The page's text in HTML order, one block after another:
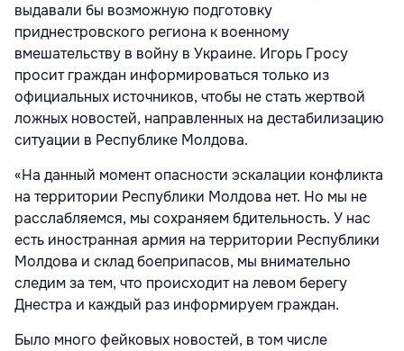
выдавали бы возможную подготовку
приднестровского региона к военному
вмешательству в войну в Украине. Игорь Гросу
просит граждан информироваться только из
официальных источников, чтобы не стать жертвой
ложных новостей, направленных на дестабилизацию
ситуации в Республике Молдова.
«На данный момент опасности эскалации конфликта
на территории Республики Молдова нет. Но мы не
расслабляемся, мы сохраняем бдительность. У нас
есть иностранная армия на территории Республики
Молдова и склад боеприпасов, мы внимательно
следим за тем, что происходит на левом берегу
Днестра и каждый раз информируем граждан.
Было много фейковых новостей, в том числе